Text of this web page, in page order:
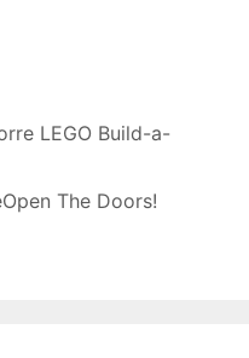
LEGO Build-a-
The Doors!